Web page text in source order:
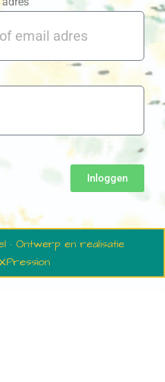
Inloggen
· Ontwerp en realisatie